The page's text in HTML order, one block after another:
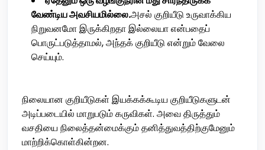
வேண்டிய அவசியமில்லை.அசல் குறியீடு உருவாக்கிய
நிறுவனமோ இருக்கிறதா இல்லையா என்பதைப்
பொருட்படுத்தாமல், அந்தக் குறியீடு என்றும் வேலை
செய்யும்.
நிலையான குறியீடுகள் இயக்கக்கூடிய குறியீடுகளுடன்
அடிப்படையில் மாறுபடும் கருவிகள். அவை திருத்தும்
வசதியை நிலைத்தன்மைக்கும் தனித்துவத்திற்குமேனும்
மாற்றிக்கொள்கின்றன.